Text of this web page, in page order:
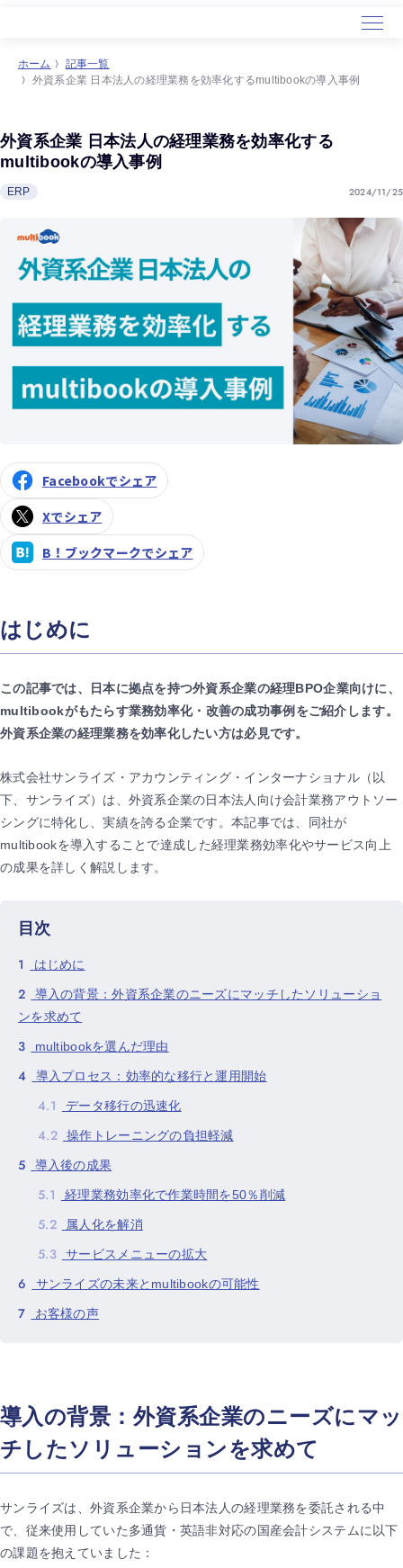
導入事例
会社概要
ホーム
記事一覧
外資系企業 日本法人の経理業務を効率化するmultibookの導入事例
外資系企業 日本法人の経理業務を効率化する
multibookの導入事例
ERP 2024/11/25
Facebookでシェア
Xでシェア
B！ブックマークでシェア
はじめに
この記事では、日本に拠点を持つ外資系企業の経理BPO企業向けに、
multibookがもたらす業務効率化・改善の成功事例をご紹介します。
外資系企業の経理業務を効率化したい方は必見です。
株式会社サンライズ・アカウンティング・インターナショナル（以
下、サンライズ）は、外資系企業の日本法人向け会計業務アウトソー
シングに特化し、実績を誇る企業です。本記事では、同社が
multibookを導入することで達成した経理業務効率化やサービス向上
の成果を詳しく解説します。
目次
1
はじめに
2
導入の背景：外資系企業のニーズにマッチしたソリューショ
ンを求めて
3 multibookを選んだ理由
4 導入プロセス：効率的な移行と運用開始
4.1 データ移行の迅速化
4.2 操作トレーニングの負担軽減
5 導入後の成果
5.1 経理業務効率化で作業時間を50％削減
5.2 属人化を解消
5.3 サービスメニューの拡大
6 サンライズの未来とmultibookの可能性
7 お客様の声
導入の背景：外資系企業のニーズにマッ
チしたソリューションを求めて
サンライズは、外資系企業から日本法人の経理業務を委託される中
で、従来使用していた多通貨・英語非対応の国産会計システムに以下
の課題を抱えていました：